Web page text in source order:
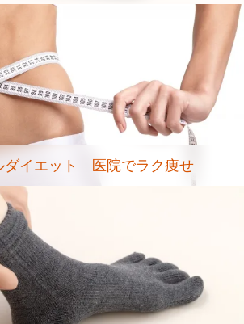
ダイエット 医院でラク痩せ